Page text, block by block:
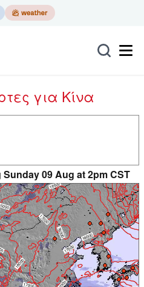
για Κίνα
09 Aug at 2pm CST